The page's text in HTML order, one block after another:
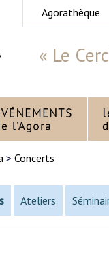
Agorathèque
« Le
> Concerts
Ateliers